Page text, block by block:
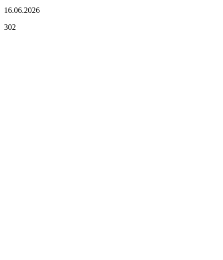
16.06.2026
302